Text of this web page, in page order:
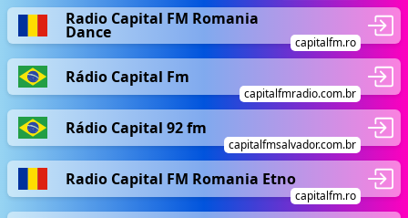
Radio Capital FM Romania
Dance
capitalfm.ro
Rádio Capital Fm
capitalfmradio.com.br
Rádio Capital 92 fm
capitalfmsalvador.com.br
Radio Capital FM Romania Etno
capitalfm.ro